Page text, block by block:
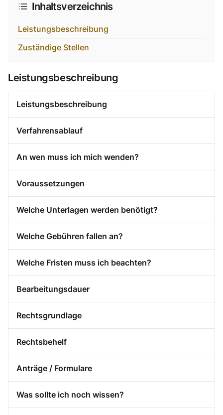
Inhaltsverzeichnis
Leistungsbeschreibung
Zuständige Stellen
Leistungsbeschreibung
Leistungsbeschreibung
Verfahrensablauf
An wen muss ich mich wenden?
Voraussetzungen
Welche Unterlagen werden benötigt?
Welche Gebühren fallen an?
Welche Fristen muss ich beachten?
Bearbeitungsdauer
Rechtsgrundlage
Rechtsbehelf
Anträge / Formulare
Was sollte ich noch wissen?